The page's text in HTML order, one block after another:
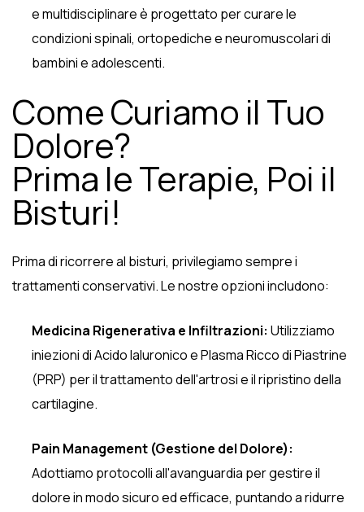
e multidisciplinare è progettato per curare le
condizioni spinali, ortopediche e neuromuscolari di
bambini e adolescenti.
Come Curiamo il Tuo
Dolore?
Prima le Terapie, Poi il
Bisturi!
Prima di ricorrere al bisturi, privilegiamo sempre i
trattamenti conservativi. Le nostre opzioni includono:
Medicina Rigenerativa e Infiltrazioni: Utilizziamo
iniezioni di Acido Ialuronico e Plasma Ricco di Piastrine
(PRP) per il trattamento dell'artrosi e il ripristino della
cartilagine.
Pain Management (Gestione del Dolore):
Adottiamo protocolli all'avanguardia per gestire il
dolore in modo sicuro ed efficace, puntando a ridurre